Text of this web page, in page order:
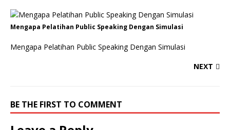
Mengapa Pelatihan Public Speaking Dengan Simulasi
Mengapa Pelatihan Public Speaking Dengan Simulasi
NEXT
BE THE FIRST TO COMMENT